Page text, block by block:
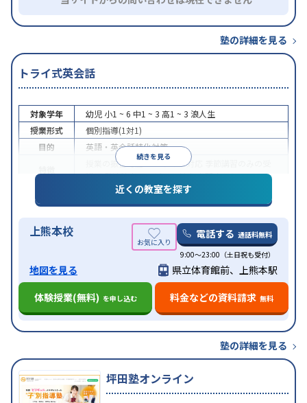
塾の詳細を見る
トライ式英会話
続きを見る
対象学年 幼児 小1 ~ 6 中1 ~ 3 高1 ~ 3 浪人生
授業形式
個別指導(1対1)
目的
英語・英会話特化対策
授業の振替可能オンライン対応
講可発達障害の子どもに対応自習室あり
近くの教室を探す
上熊本校 電話する 通話料無料
9:00～23:00（土日祝も受付）
地図を見る
県立体育館前、上熊本駅
体験授業(無料) を申し込む 料金などの資料請求 無料
塾の詳細を見る
坪田塾オンライン